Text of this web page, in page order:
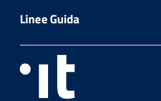
Linee Guida